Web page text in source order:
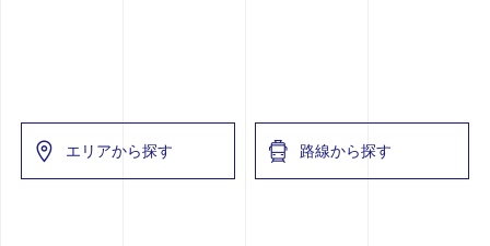
エリアから探す 路線から探す